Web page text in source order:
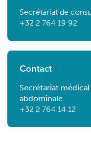
Secrétariat de
+32 2 764 19 92
Contact
Secrétariat
abdominale
+32 2 764 14 12